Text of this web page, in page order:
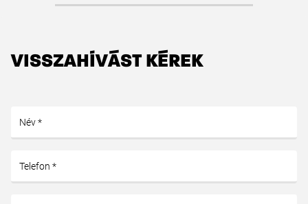
VISSZAHÍVÁST KÉREK